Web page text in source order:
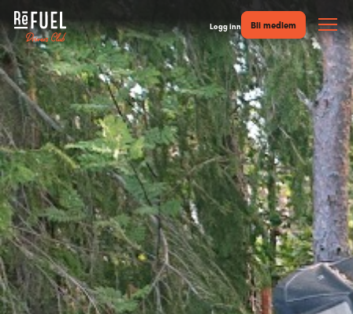
Logg inn Bli medlem